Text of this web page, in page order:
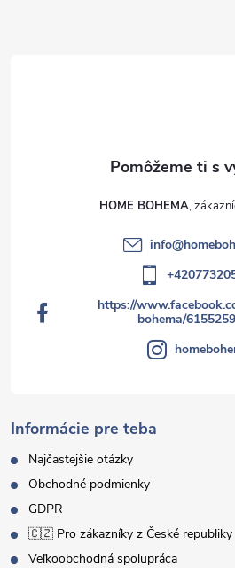
Informácie pre teba
Najčastejšie otázky
Obchodné podmienky
GDPR
🇨🇿 Pro zákazníky z České republiky
Veľkoobchodná spolupráca
HOME BOHEMA
info@
https://
bohema/